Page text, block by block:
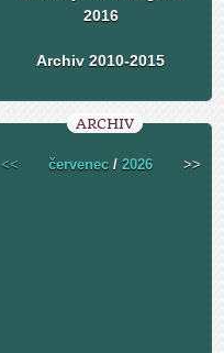
2016
Archiv 2010-2015
ARCHIV
<< červenec /2026 >>